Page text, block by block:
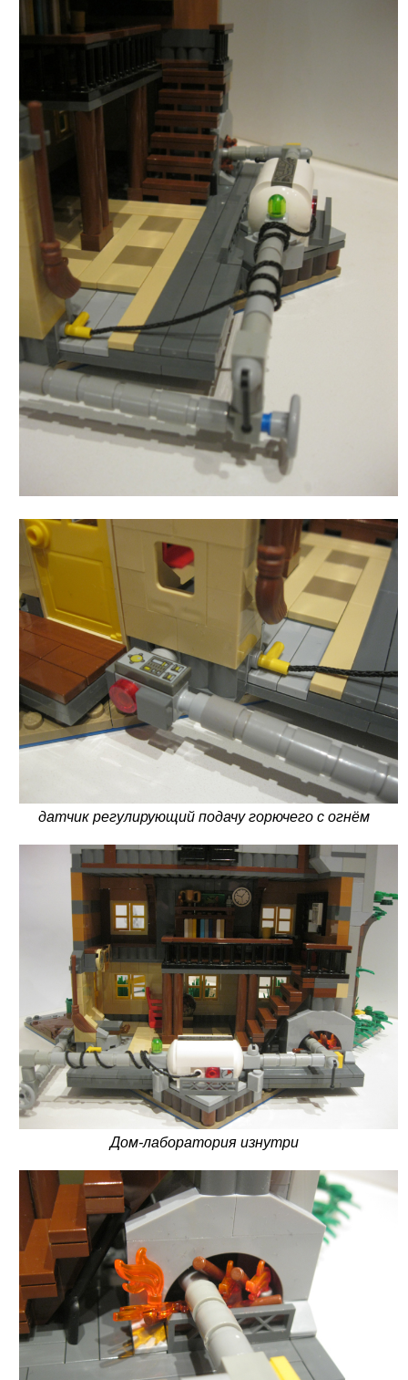
датчик регулирующий подачу горючего с огнём
Дом-лаборатория изнутри